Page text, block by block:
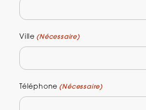
Ville (Nécessaire)
Téléphone (Nécessaire)